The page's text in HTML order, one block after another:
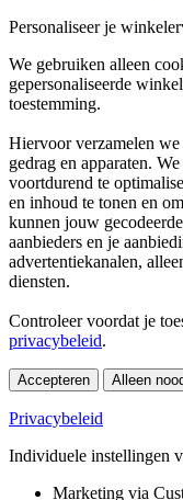
Personaliseer je
We gebruiken alleen
gepersonaliseerde
toestemming.
Hiervoor verzamelen
gedrag en apparaten.
voortdurend te
en inhoud te tonen en
kunnen jouw
aanbieders en je
advertentiekanalen,
diensten.
Controleer voordat je
privacybeleid.
Accepteren Alleen
Privacybeleid
Individuele instellingen
Marketing via